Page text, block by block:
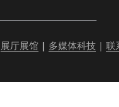
展厅展馆
  |
多媒体科技
  |
联